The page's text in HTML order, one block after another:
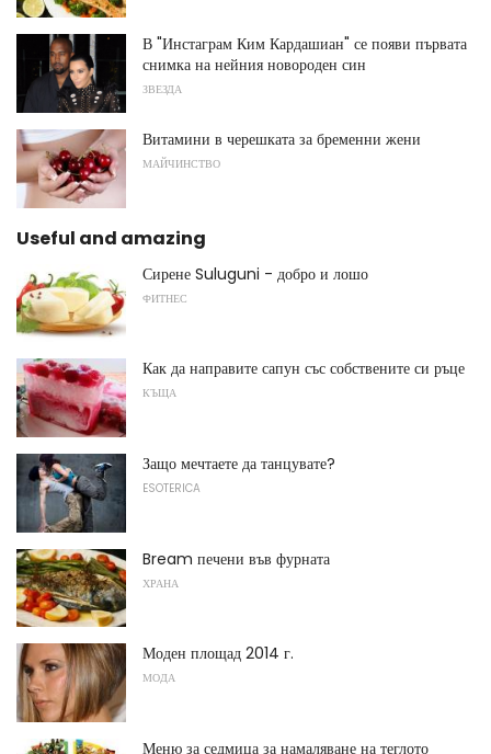
В "Инстаграм Ким Кардашиан" се появи първата
снимка на нейния новороден син
ЗВЕЗДА
Витамини в черешката за бременни жени
МАЙЧИНСТВО
Useful and amazing
Сирене Suluguni - добро и лошо
ФИТНЕС
Как да направите сапун със собствените си ръце
КЪЩА
Защо мечтаете да танцувате?
ESOTERICA
Bream печени във фурната
ХРАНА
Моден площад 2014 г.
МОДА
Меню за седмица за намаляване на теглото